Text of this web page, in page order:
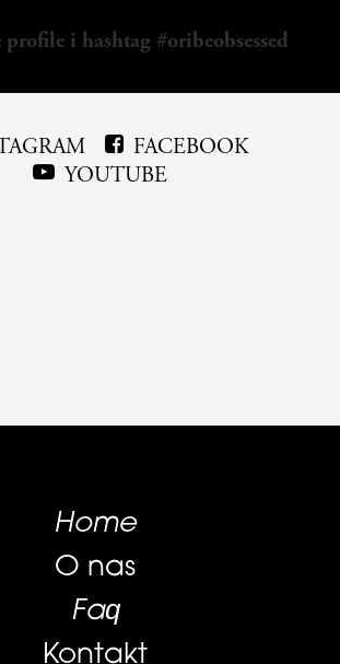
profile i hashtag #oribeobsessed
FACEBOOK
YOUTUBE
Home
O nas
Faq
Kontakt